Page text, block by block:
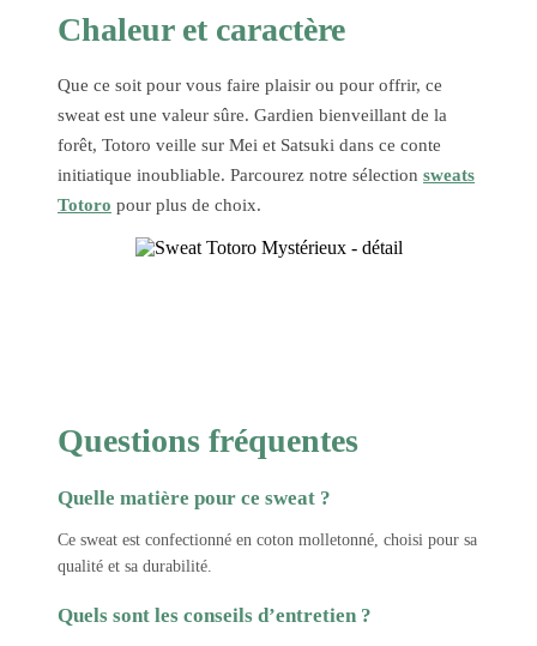
Chaleur et caractère
Que ce soit pour vous faire plaisir ou pour offrir, ce
sweat est une valeur sûre. Gardien bienveillant de la
forêt, Totoro veille sur Mei et Satsuki dans ce conte
initiatique inoubliable. Parcourez notre sélection sweats
Totoro pour plus de choix.
Questions fréquentes
Quelle matière pour ce sweat ?
Ce sweat est confectionné en coton molletonné, choisi pour sa
qualité et sa durabilité.
Quels sont les conseils d’entretien ?